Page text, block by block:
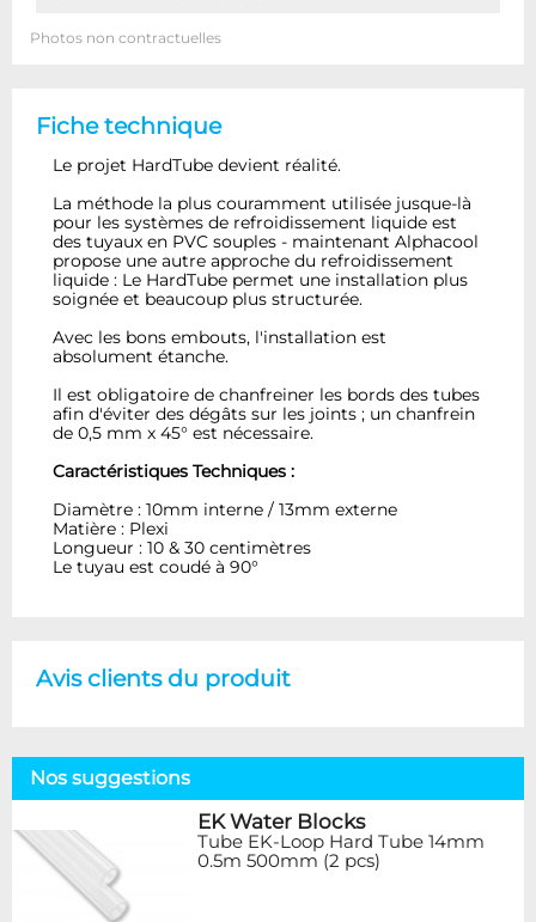
Photos non contractuelles
Fiche technique
Le projet HardTube devient réalité.
La méthode la plus couramment utilisée jusque-là
pour les systèmes de refroidissement liquide est
des tuyaux en PVC souples - maintenant Alphacool
propose une autre approche du refroidissement
liquide : Le HardTube permet une installation plus
soignée et beaucoup plus structurée.
Avec les bons embouts, l'installation est
absolument étanche.
Il est obligatoire de chanfreiner les bords des tubes
afin d'éviter des dégâts sur les joints ; un chanfrein
de 0,5 mm x 45° est nécessaire.
Caractéristiques Techniques :
Diamètre : 10mm interne / 13mm externe
Matière : Plexi
Longueur : 10 & 30 centimètres
Le tuyau est coudé à 90°
Avis clients du produit
Nos suggestions
EK Water Blocks
Tube EK-Loop Hard Tube 14mm
0.5m 500mm (2 pcs)